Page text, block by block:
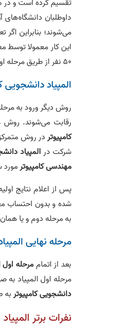
تقسیم کرده است و در
داوطلبان دانشگاه‌های آن
این کار معمولا توسط
50 نفر از طریق مرحله اولیه المپیاد به صورت غیر متمرکز وارد فاز نهایی
المپیاد دانشجویی
روش دیگر ورود به
رقابت می‌شوند. روش
کامپیوتردر روش
شرکت درالمپیاد
مهندسی کامپیوتر
پس از اعلام نتایج اولیه
شده و بدون احتساب
به مرحله دوم و یا همان
مرحله نهایی
بعد از اتماممرحله اول
مرحله اول المپیاد به صورت
دانشجویی کامپیوتربه
نفرات برتر